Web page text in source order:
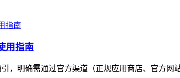
用指南
，明确需通过官方渠道（正规应用商店、官方